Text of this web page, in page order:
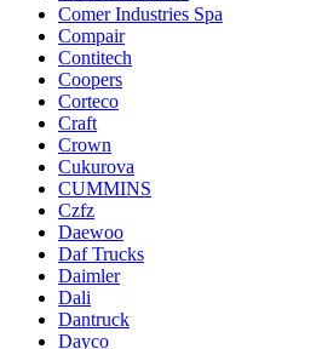
Comer Industries Spa
Compair
Contitech
Coopers
Corteco
Craft
Crown
Cukurova
CUMMINS
Czfz
Daewoo
Daf Trucks
Daimler
Dali
Dantruck
Dayco